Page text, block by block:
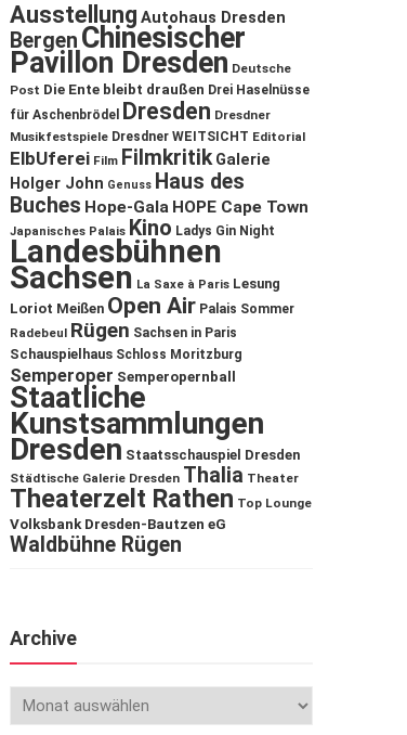
Ausstellung Autohaus Dresden
Bergen Chinesischer
Pavillon Dresden Deutsche
Post Die Ente bleibt draußen Drei Haselnüsse
für Aschenbrödel
Dresden Dresdner
Musikfestspiele Dresdner WEITSICHT Editorial
ElbUferei Film Filmkritik Galerie
Holger John Genuss Haus des
Buches Hope-Gala HOPE Cape Town
Japanisches Palais Kino Ladys Gin Night
Landesbühnen
Sachsen La Saxe à Paris Lesung
Loriot Meißen Open Air Palais Sommer
Radebeul Rügen Sachsen in Paris
Schauspielhaus Schloss Moritzburg
Semperoper Semperopernball
Staatliche
Kunstsammlungen
Dresden Staatsschauspiel Dresden
Städtische Galerie Dresden Thalia Theater
Theaterzelt Rathen Top Lounge
Volksbank Dresden-Bautzen eG
Waldbühne Rügen
Archive